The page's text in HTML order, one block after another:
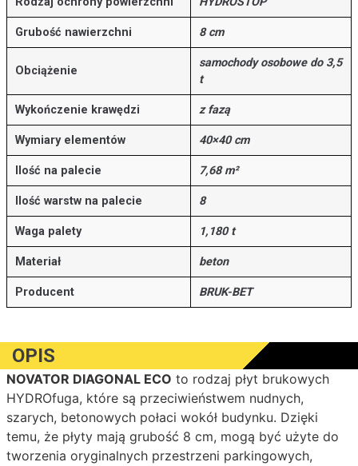
Grubość nawierzchni 8 cm
Obciążenie
samochody osobowe do 3,5
t
Wykończenie krawędzi z fazą
Wymiary elementów 40×40 cm
Ilość na palecie 7,68 m²
Ilość warstw na palecie 8
Waga palety 1,180 t
Materiał beton
Producent BRUK-BET
OPIS
NOVATOR DIAGONAL ECO to rodzaj płyt brukowych
HYDROfuga, które są przeciwieństwem nudnych,
szarych, betonowych połaci wokół budynku. Dzięki
temu, że płyty mają grubość 8 cm, mogą być użyte do
tworzenia oryginalnych przestrzeni parkingowych,